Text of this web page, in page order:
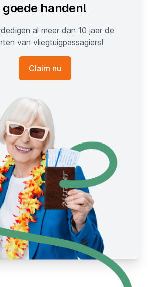
goede handen!
al meer dan 10 jaar de
van vliegtuigpassagiers!
Claim nu